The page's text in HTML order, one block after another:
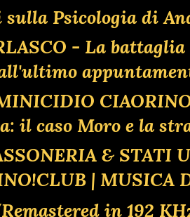
Psicologia di
- La
il caso Moro e la
& STATI
| MUSICA
in 192